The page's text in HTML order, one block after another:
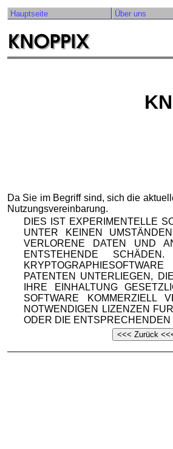
Hauptseite Über uns
Da Sie im Begriff sind, sich die
Nutzungsvereinbarung.
DIES IST EXPERIMENTELLE
UNTER KEINEN
VERLORENE DATEN UND
ENTSTEHENDE
PATENTEN UNTERLIEGEN,
IHRE EINHALTUNG
SOFTWARE KOMMERZIELL
NOTWENDIGEN LIZENZEN
ODER DIE